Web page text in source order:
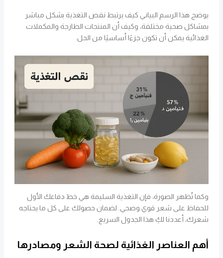
يوضح هذا الرسم البياني كيف يرتبط نقص التغذية بشكل مباشر
بمشاكل صحية مختلفة، وكيف أن المنتجات الطازجة والمكملات
الغذائية يمكن أن تكون جزءًا أساسيًا من الحل.
وكما تُظهر الصورة، فإن التغذية السليمة هي خط دفاعك الأول
للحفاظ على شعر قوي وصحي. لضمان حصولك على كل ما يحتاجه
شعرك، أعددنا لكِ هذا الجدول السريع.
أهم العناصر الغذائية لصحة الشعر ومصادرها